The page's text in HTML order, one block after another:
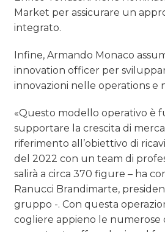
Market per assicurare un
integrato.
Infine, Armando Monaco
innovation officer per
innovazioni nelle operations e
«Questo modello operativo è
supportare la crescita di
riferimento all’obiettivo di
del 2022 con un team di
salirà a circa 370 figure – ha
Ranucci Brandimarte,
gruppo -. Con questa
cogliere appieno le numerose